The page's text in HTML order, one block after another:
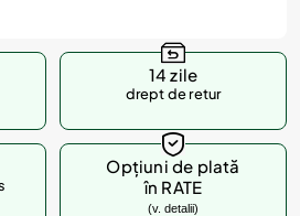
14 zile
drept de retur
Opțiuni de plată
în RATE
(v. detalii)